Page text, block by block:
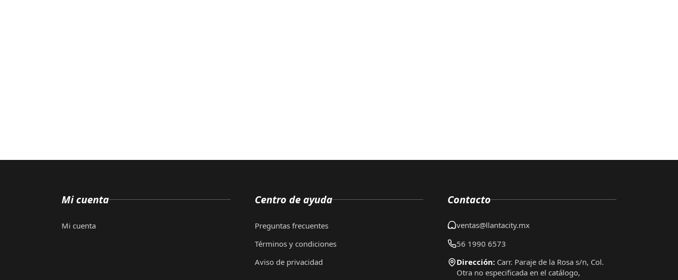
Mi cuenta
Mi cuenta
Centro de ayuda
Preguntas frecuentes
Términos y condiciones
Aviso de privacidad
Contacto
ventas@llantacity.mx
56 1990 6573
Dirección: Carr. Paraje de la Rosa s/n, Col.
Otra no especificada en el catálogo,